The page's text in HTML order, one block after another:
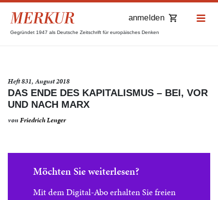
Gegründet 1947 als Deutsche Zeitschrift für europäisches Denken
anmelden
Heft 831, August 2018
DAS ENDE DES KAPITALISMUS – BEI, VOR
UND NACH MARX
vonFriedrich Lenger
Möchten Sie weiterlesen?
Mit dem Digital-Abo erhalten Sie freien